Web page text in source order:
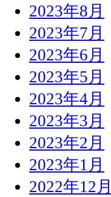
2023年8月
2023年7月
2023年6月
2023年5月
2023年4月
2023年3月
2023年2月
2023年1月
2022年12月